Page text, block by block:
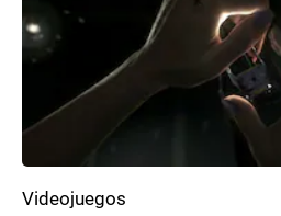
Videojuegos